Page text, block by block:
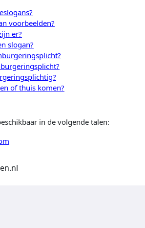
voorbeelden?
er?
slogan?
of thuis komen?
in de volgende talen: